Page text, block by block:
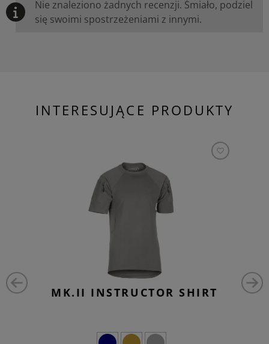
Nie znaleziono żadnych recenzji. Śmiało, podziel
się swoimi spostrzeżeniami z innymi.
INTERESUJĄCE PRODUKTY
MK.II INSTRUCTOR SHIRT